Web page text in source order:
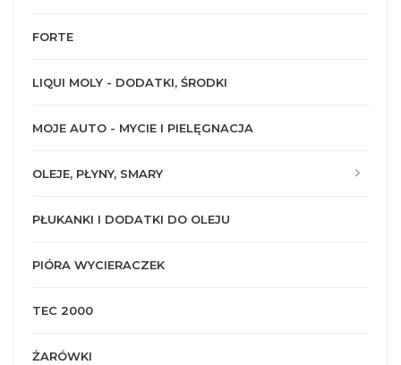
FORTE
LIQUI MOLY - DODATKI, ŚRODKI
MOJE AUTO - MYCIE I PIELĘGNACJA
OLEJE, PŁYNY, SMARY
PŁUKANKI I DODATKI DO OLEJU
PIÓRA WYCIERACZEK
TEC 2000
ŻARÓWKI